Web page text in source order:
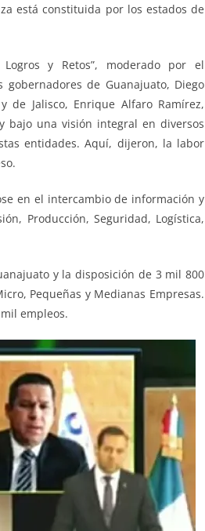
está constituida por los estados de
Logros y Retos”, moderado por el
de Guanajuato, Diego
de Jalisco, Enrique Alfaro Ramírez,
bajo una visión integral en diversos
entidades. Aquí, dijeron, la labor
en el intercambio de información y
Producción, Seguridad, Logística,
y la disposición de 3 mil 800
Pequeñas y Medianas Empresas.
empleos.